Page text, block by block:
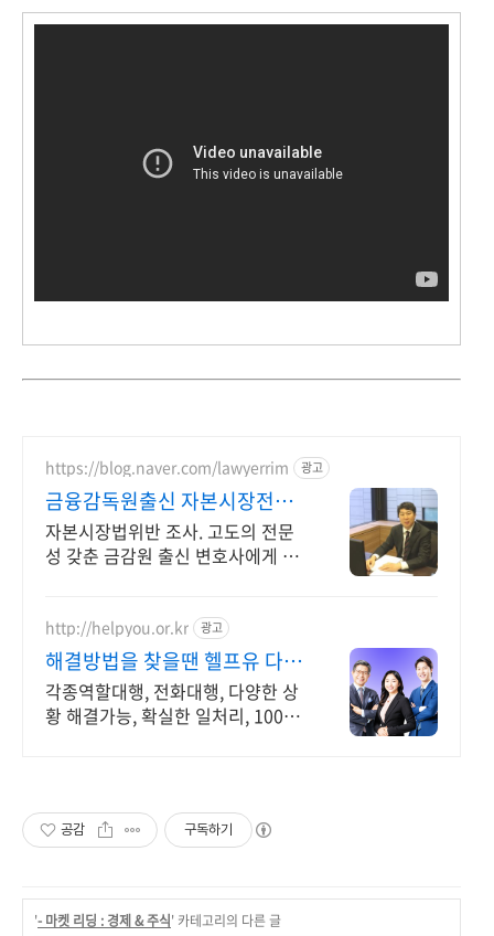
https://blog.naver.com/lawyerrim 광고
금융감독원출신 자본시장전문
가
자본시장법위반 조사. 고도의 전문
성 갖춘 금감원 출신 변호사에게 맡
협업가능
http://helpyou.or.kr 광고
해결방법을 찾을땐 헬프유 다양
하고 어려운 상황해결가능
각종역할대행, 전화대행, 다양한 상
황 해결가능, 확실한 일처리, 100%
공감 구독하기
'- 마켓 리딩 : 경제 & 주식' 카테고리의 다른 글